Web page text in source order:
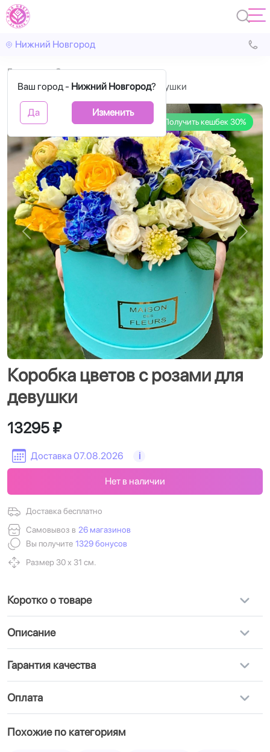
Нижний Новгород
Ваш город - Нижний Новгород?
Да Изменить
Главная
С цветами
Коробка цветов с розами для девушки
Получить кешбек 30%
Назад
Коробка цветов с розами для
девушки
Доставка 07.08.2026 i
13295 ₽
Доставка бесплатно
Самовывоз в 26 магазинов
Вы получите 1329 бонусов
Размер 30 х 31 см.
Нет в наличии
Коротко о товаре
Описание
Гарантия качества
Оплата
Похожие по категориям